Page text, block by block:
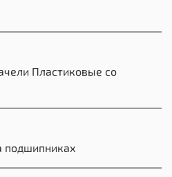
Пластиковые со
подшипниках